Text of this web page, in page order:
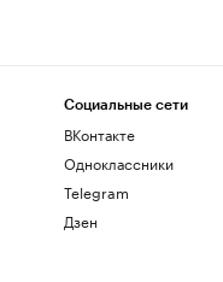
Социальные сети
ВКонтакте
Одноклассники
Telegram
Дзен